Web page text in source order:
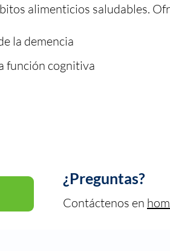
alimenticios saludables.
la demencia
función cognitiva
¿Preguntas?
Contáctenos en